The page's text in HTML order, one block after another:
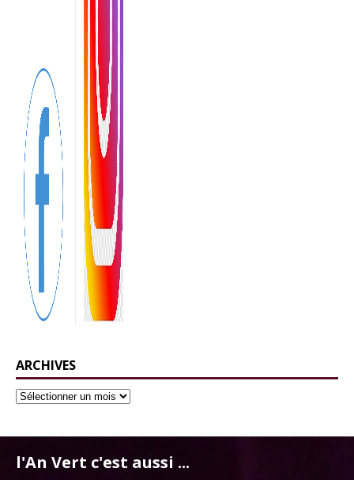
ARCHIVES
l'An Vert c'est aussi ...